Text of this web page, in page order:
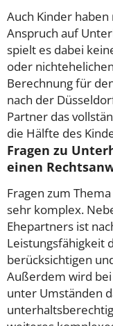
Auch Kinder
Anspruch auf
spielt es dabei
oder
Berechnung für
nach der
Partner das
die Hälfte des
Fragen zu
einen
Fragen zum
sehr komplex.
Ehepartners ist
Leistungsfähigkeit
berücksichtigen
Außerdem wird
unter Umständen